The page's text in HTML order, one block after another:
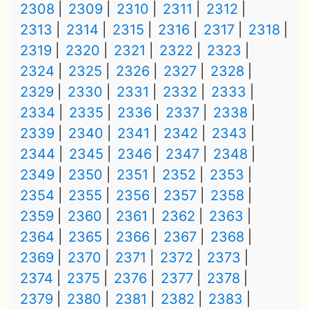
2308
2309 2310 2311
2312
2313
2314 2315 2316 2317
2318
2319
2320 2321 2322
2323
2324
2325 2326 2327
2328
2329
2330 2331 2332
2333
2334
2335 2336 2337
2338
2339
2340 2341 2342
2343
2344
2345 2346 2347
2348
2349
2350 2351 2352
2353
2354
2355 2356 2357
2358
2359
2360 2361 2362
2363
2364
2365 2366 2367
2368
2369
2370 2371 2372
2373
2374
2375 2376 2377
2378
2379
2380 2381 2382
2383